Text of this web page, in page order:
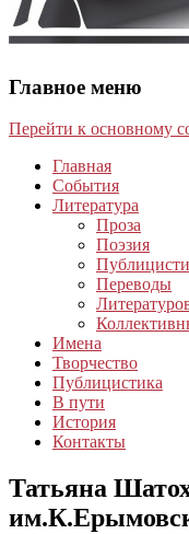
Главное меню
Перейти к основному
Главная
События
Литература
Проза
Поэзия
Переводы
Имена
Творчество
Публицистика
В пути
История
Контакты
Татьяна